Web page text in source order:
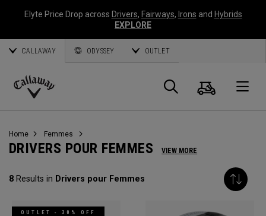
Elyte Price Drop across Drivers, Fairways, Irons and Hybrids
EXPLORE
CALLAWAY ODYSSEY OUTLET
Callaway
Panier
Home Femmes
DRIVERS POUR FEMMES VIEW MORE
8 Results in Drivers pour Femmes
OUTLET - 30% OFF